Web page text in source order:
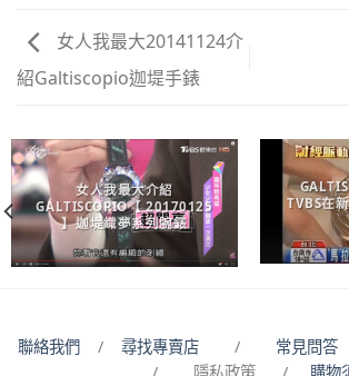
女人我最大20141124介
紹Galtiscopio迦堤手錶
女人我最大介紹
GALTISCOPIO【 20170125
】迦堤織夢系列腕錶
TVBS在
聯絡我們 / 尋找專賣店/ 常見問答